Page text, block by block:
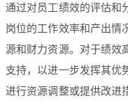
通过对员工绩效的评估和
岗位的工作效率和产出情
源和财力资源。对于绩效
支持，以进一步发挥其优
进行资源调整或提供改进